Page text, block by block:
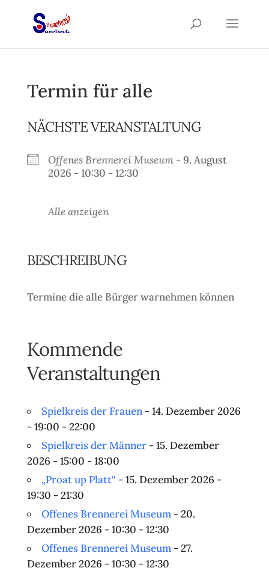
Termin für alle
NÄCHSTE VERANSTALTUNG
Offenes Brennerei Museum- 9. August
2026 - 10:30 - 12:30
Alle anzeigen
BESCHREIBUNG
Termine die alle Bürger warnehmen können
Kommende
Veranstaltungen
Spielkreis der Frauen- 14. Dezember 2026
- 19:00 - 22:00
Spielkreis der Männer- 15. Dezember
2026 - 15:00 - 18:00
„Proat up Platt“ - 15. Dezember 2026 -
19:30 - 21:30
Offenes Brennerei Museum- 20.
Dezember 2026 - 10:30 - 12:30
Offenes Brennerei Museum- 27.
Dezember 2026 - 10:30 - 12:30